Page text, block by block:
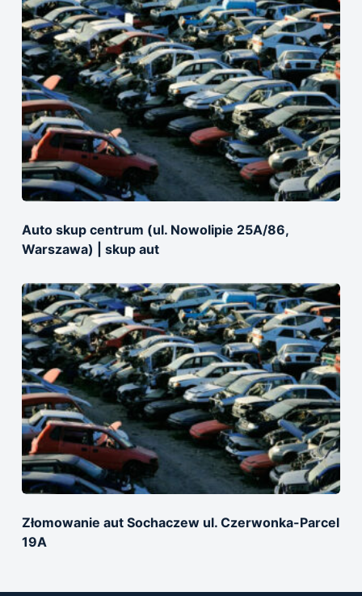
Auto skup centrum (ul. Nowolipie 25A/86,
Warszawa) | skup aut
Złomowanie aut Sochaczew ul. Czerwonka-Parcel
19A